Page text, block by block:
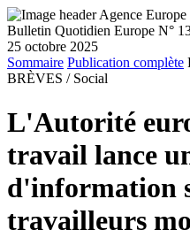
Bulletin Quotidien Europe N°
25 octobre 2025
Sommaire Publication complète
BRÈVES / Social
L'Autorité
travail lance
d'information
travailleurs